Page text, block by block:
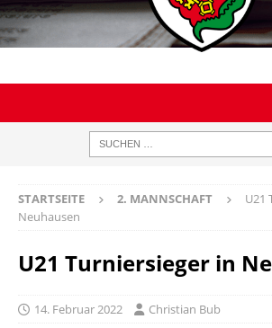
STARTSEITE 2. MANNSCHAFT
U21
Neuhausen
U21 Turniersieger in
14. Februar 2022 Christian Bub